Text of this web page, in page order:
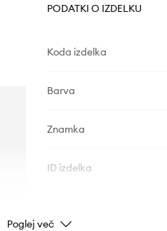
PODATKI O IZDELKU
Koda izdelka
Barva
Znamka
ID izdelka
Poglej več